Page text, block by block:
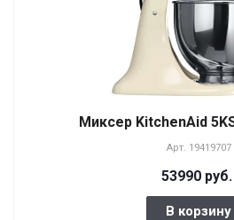
Миксер KitchenAid
Арт. 19419707
53990 руб.
В корзину